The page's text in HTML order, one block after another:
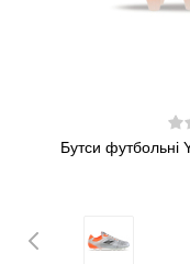
Бутси футбольні